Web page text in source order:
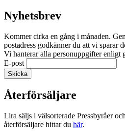
Nyhetsbrev
Kommer cirka en gång i månaden.
postadress godkänner du att vi sparar
Vi hanterar alla personuppgifter enligt
E-post
Återförsäljare
Lira säljs i välsorterade Pressbyråer
återförsäljare hittar du här.